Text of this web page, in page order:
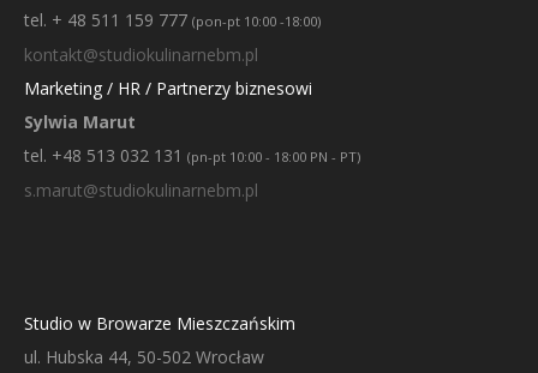
tel. + 48 511 159 777 (pon-pt 10:00 -18:00)
kontakt@studiokulinarnebm.pl
Marketing / HR / Partnerzy biznesowi
Sylwia Marut
tel. +48 513 032 131 (pn-pt 10:00 - 18:00 PN - PT)
s.marut@studiokulinarnebm.pl
Studio w Browarze Mieszczańskim
ul. Hubska 44, 50-502 Wrocław